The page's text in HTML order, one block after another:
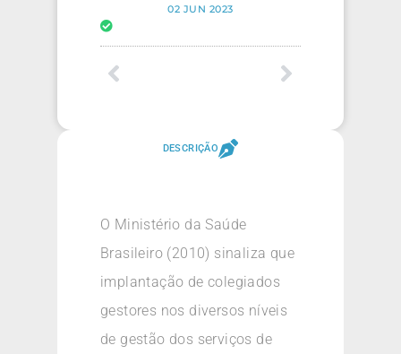
02 JUN 2023
DESCRIÇÃO
O Ministério da Saúde
Brasileiro (2010) sinaliza que
implantação de colegiados
gestores nos diversos níveis
de gestão dos serviços de